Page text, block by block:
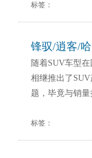
标签：
锋驭/逍客/
随着SUV车型
相继推出了
题，毕竟与销
标签：